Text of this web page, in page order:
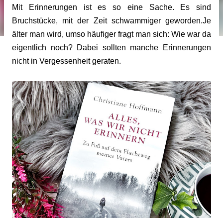
Mit Erinnerungen ist es so eine Sache. Es sind
Bruchstücke, mit der Zeit schwammiger geworden.Je
älter man wird, umso häufiger fragt man sich: Wie war da
eigentlich noch? Dabei sollten manche Erinnerungen
nicht in Vergessenheit geraten.